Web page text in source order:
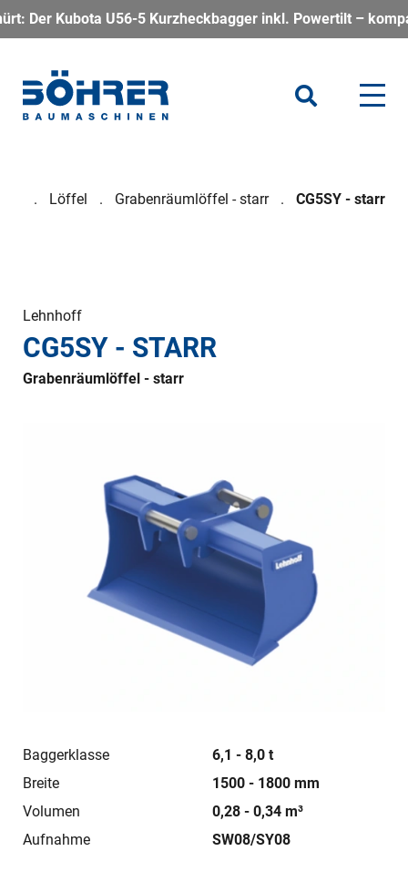
U56-5 Kurzheckbagger inkl. Powertilt –
Löffel Grabenräumlöffel - starr CG5SY - starr
Lehnhoff
CG5SY - STARR
Grabenräumlöffel - starr
Baggerklasse
6,1 - 8,0 t
Breite
1500 - 1800 mm
Volumen
0,28 - 0,34 m³
Aufnahme
SW08/SY08